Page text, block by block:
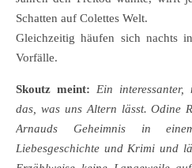
Schatten auf Colettes Welt.
Gleichzeitig häufen sich nachts
Vorfälle.
Skoutz meint: Ein interessanter,
das, was uns Altern lässt. Odine
Arnauds Geheimnis in
Liebesgeschichte und Krimi und